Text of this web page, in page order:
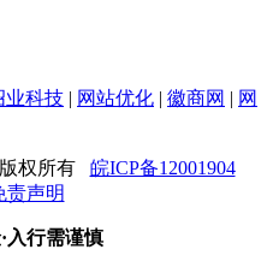
业科技 | 网站优化 | 徽商网 | 网
权所有 皖ICP备12001904
责声明
入行需谨慎